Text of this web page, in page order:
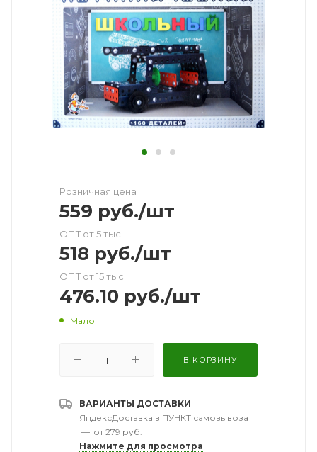
Розничная цена
559 руб./шт
ОПТ от 5 тыс.
518 руб./шт
ОПТ от 15 тыс.
476.10 руб./шт
Мало
В КОРЗИНУ
ВАРИАНТЫ ДОСТАВКИ
ЯндексДоставка в ПУНКТ самовывоза
— от 279 руб.
Нажмите для просмотра